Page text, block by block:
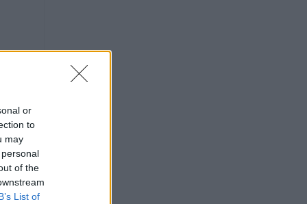
or
to
may
of the
List of